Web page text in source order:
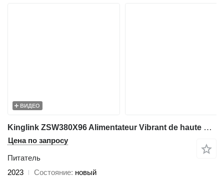
ВИДЕО
Kinglink ZSW380X96 Alimentateur Vibrant de haute qualité
Цена по запросу
Питатель
2023
Состояние новый